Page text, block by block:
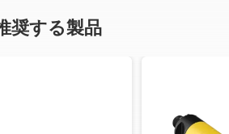
奨する製品